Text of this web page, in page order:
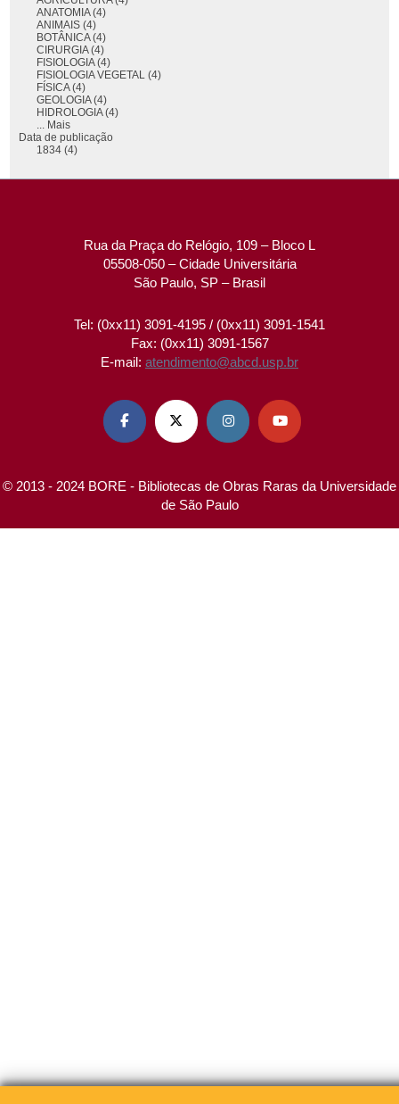
ANATOMIA (4)
ANIMAIS (4)
BOTÂNICA (4)
CIRURGIA (4)
FISIOLOGIA (4)
FISIOLOGIA VEGETAL (4)
FÍSICA (4)
GEOLOGIA (4)
HIDROLOGIA (4)
... Mais
Data de publicação
1834 (4)
Rua da Praça do Relógio, 109 – Bloco L
05508-050 – Cidade Universitária
São Paulo, SP – Brasil
Tel: (0xx11) 3091-4195 / (0xx11) 3091-1541
Fax: (0xx11) 3091-1567
E-mail: atendimento@abcd.usp.br
   
© 2013 - 2024 BORE - Bibliotecas de Obras Raras da Universidade
de São Paulo